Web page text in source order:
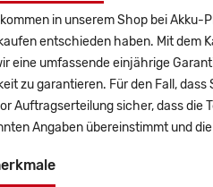
in unserem Shop bei Akku-
entschieden haben. Mit dem
eine umfassende einjährige
zu garantieren. Für den Fall,
Auftragserteilung sicher, dass die
Angaben übereinstimmt und